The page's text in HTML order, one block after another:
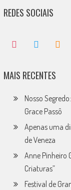
REDES SOCIAIS
MAIS RECENTES
Nosso
Grace Passô
Apenas uma
de Veneza
Anne Pinheiro
Criaturas”
Festival de